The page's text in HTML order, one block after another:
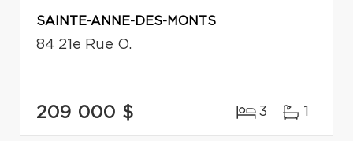
SAINTE-ANNE-DES-MONTS
84 21e Rue O.
209 000 $ 3 1